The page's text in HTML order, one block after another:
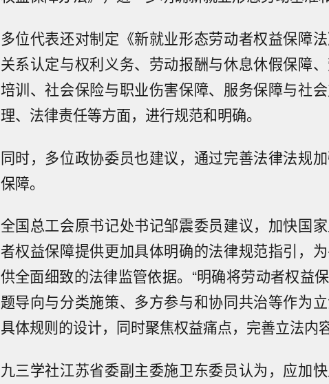
多位代表还对制定《新就业形态劳动者权益保障
关系认定与权利义务、劳动报酬与休息休假保障
培训、社会保险与职业伤害保障、服务保障与社
理、法律责任等方面，进行规范和明确。
同时，多位政协委员也建议，通过完善法律法规
保障。
全国总工会原书记处书记邹震委员建议，加快国
者权益保障提供更加具体明确的法律规范指引，
供全面细致的法律监管依据。“明确将劳动者权益
题导向与分类施策、多方参与和协同共治等作为
具体规则的设计，同时聚焦权益痛点，完善立法内
九三学社江苏省委副主委施卫东委员认为，应加